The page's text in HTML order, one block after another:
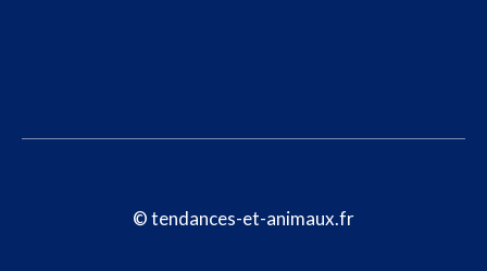
© tendances-et-animaux.fr